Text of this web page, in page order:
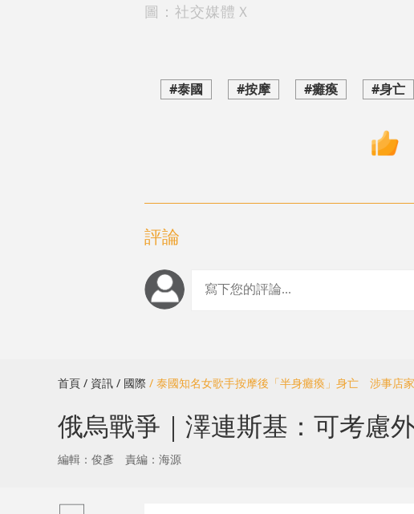
圖：社交媒體Ｘ
#泰國 #按摩 #癱瘓 #身亡
評論
首頁 / 資訊 / 國際 / 泰國知名女歌手按摩後「半身癱瘓」身亡 涉事店
俄烏戰爭｜澤連斯基：可考慮
編輯：俊彥 責編：海源